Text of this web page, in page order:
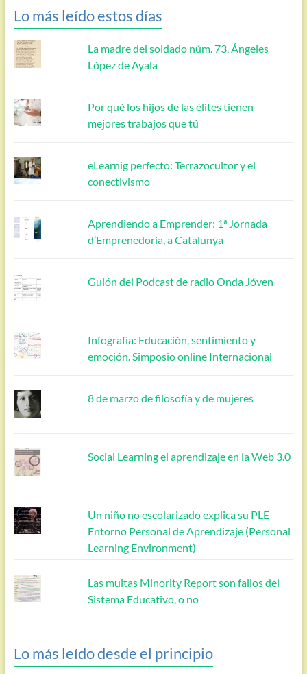
Lo más leído estos días
La madre del soldado núm. 73, Ángeles
López de Ayala
Por qué los hijos de las élites tienen
mejores trabajos que tú
eLearnig perfecto: Terrazocultor y el
conectivismo
Aprendiendo a Emprender: 1ª Jornada
d’Emprenedoria, a Catalunya
Guión del Podcast de radio Onda Jóven
Infografía: Educación, sentimiento y
emoción. Simposio online Internacional
8 de marzo de filosofía y de mujeres
Social Learning el aprendizaje en la Web 3.0
Un niño no escolarizado explica su PLE
Entorno Personal de Aprendizaje (Personal
Learning Environment)
Las multas Minority Report son fallos del
Sistema Educativo, o no
Lo más leído desde el principio